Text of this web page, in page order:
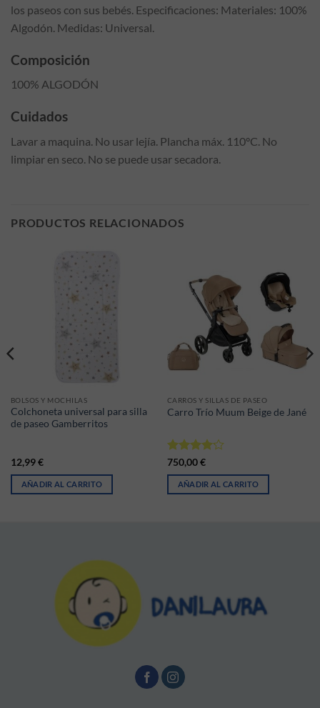
los paseos con sus bebés. Especificaciones: Materiales: 100%
Algodón. Medidas: Universal.
Composición
100% ALGODÓN
Cuidados
Lavar a maquina. No usar lejía. Plancha máx. 110°C. No
limpiar en seco. No se puede usar secadora.
PRODUCTOS RELACIONADOS
BOLSOS Y MOCHILAS
Colchoneta universal para silla
de paseo Gamberritos
12,99€
AÑADIR AL CARRITO
CARROS Y SILLAS DE PASEO
Carro Trío Muum Beige de Jané
Valorado
con4.17
de 5
750,00€
AÑADIR AL CARRITO